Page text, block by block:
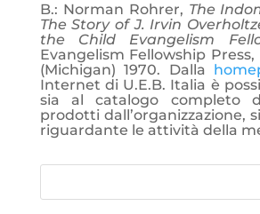
B.: Norman Rohrer, The
The Story of J. Irvin
the Child Evangelism
Evangelism Fellowship
(Michigan) 1970. Dalla
Internet di U.E.B. Italia è
sia al catalogo completo
prodotti dall’organizzazione,
riguardante le attività della